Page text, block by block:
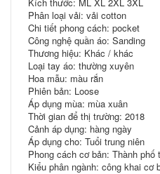
Phân loại vải: vải cotton
Chi tiết phong cách: pocket
Công nghệ quần áo: Sanding
Thương hiệu: Khác / khác
Loại tay áo: thường xuyên
Hoa mẫu: màu rắn
Phiên bản: Loose
Áp dụng mùa: mùa xuân
Thời gian để thị trường: 2018
Cảnh áp dụng: hàng ngày
Áp dụng cho: Tuổi trung niên
Phong cách cơ bản: Thành phố
Kiểu phân ngành: công khai cơ